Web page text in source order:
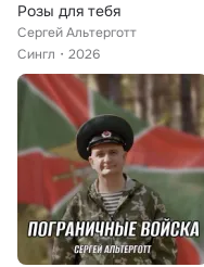
Розы для тебя
Сергей Альтерготт
Сингл
2026